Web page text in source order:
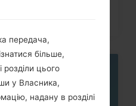
передача,
більше,
розділи цього
у Власника,
надану в розділі